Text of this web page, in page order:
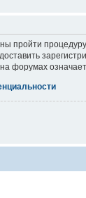
пройти
форумах означает